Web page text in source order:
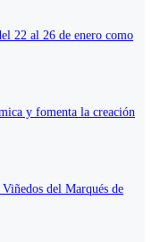
22 al 26 de enero como
y fomenta la creación
del Marqués de